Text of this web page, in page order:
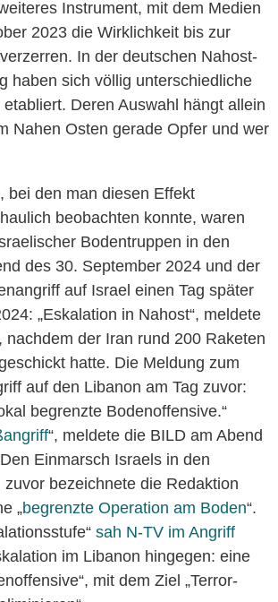
Instrument, mit dem Medien
2023 die Wirklichkeit bis zur
In der deutschen Nahost-
haben sich völlig unterschiedliche
Deren Auswahl hängt allein
Nahen Osten gerade Opfer und wer
bei den man diesen Effekt
beobachten konnte, waren
Bodentruppen in den
des 30. September 2024 und der
auf Israel einen Tag später
„Eskalation in Nahost“, meldete
nachdem der Iran rund 200 Raketen
hatte. Die Meldung zum
auf den Libanon am Tag zuvor:
begrenzte Bodenoffensive.“
“, meldete die BILD am Abend
Einmarsch Israels in den
zuvor bezeichnete die Redaktion
„begrenzte Operation am Boden“.
sah N-TV im Angriff
im Libanon hingegen: eine
mit dem Ziel „Terror-